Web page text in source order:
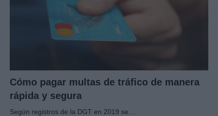
Cómo pagar multas de tráfico de manera
rápida y segura
Según registros de la DGT en 2019 se…